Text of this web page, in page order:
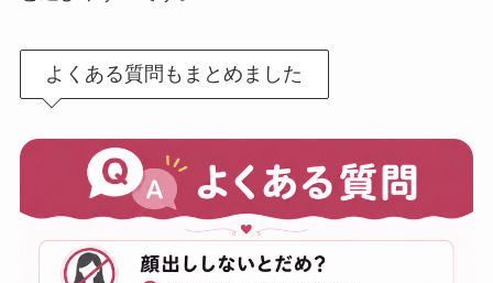
よくある質問もまとめました